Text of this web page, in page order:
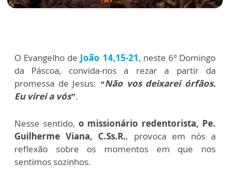
O Evangelho de João 14,15-21, neste 6º Domingo
da Páscoa, convida-nos a rezar a partir da
promessa de Jesus: “Não vos deixarei órfãos.
Eu virei a vós”.
Nesse sentido, o missionário redentorista, Pe.
Guilherme Viana, C.Ss.R., provoca em nós a
reflexão sobre os momentos em que nos
sentimos sozinhos.